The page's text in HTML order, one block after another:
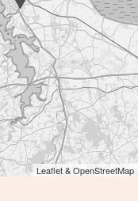
Leaflet & OpenStreetMap